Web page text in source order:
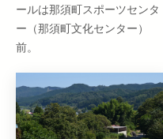
ールは那須町スポーツセンタ
ー（那須町文化センター）
前。